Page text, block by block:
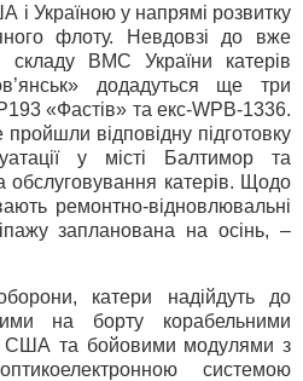
і Україною у напрямі розвитку
флоту. Невдовзі до вже
складу ВМС України катерів
додадуться ще три
«Фастів» та екс-WPB-1336.
відповідну підготовку
у місті Балтимор та
обслуговування катерів. Щодо
ремонтно-відновлювальні
запланована на осінь, –
катери надійдуть до
на борту корабельними
США та бойовими модулями з
системою